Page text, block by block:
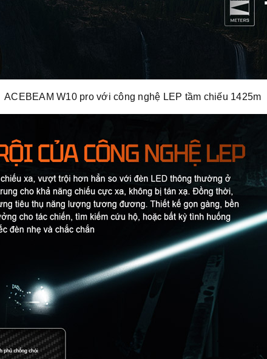
ACEBEAM W10 pro với công nghệ LEP tầm chiếu 1425m